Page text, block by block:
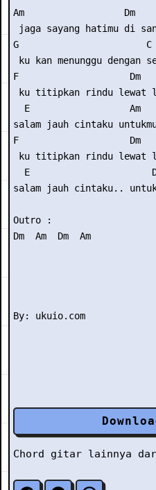
Am                  Dm
jaga sayang hatimu di
G                       C
ku kan menunggu dengan
F                    Dm
ku titipkan rindu lewat
E                  Am
salam jauh cintaku
F                    Dm
ku titipkan rindu lewat
E
salam jauh cintaku..
Outro :
Dm  Am  Dm  Am
Chord gitar lainnya